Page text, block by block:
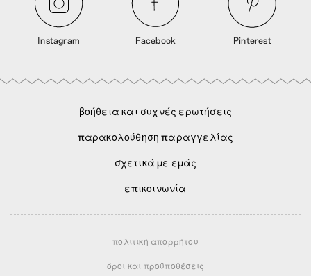
Instagram Facebook Pinterest
βοήθεια και συχνές ερωτήσεις
παρακολούθηση παραγγελίας
σχετικά με εμάς
επικοινωνία
πολιτική απορρήτου
όροι και προϋποθέσεις